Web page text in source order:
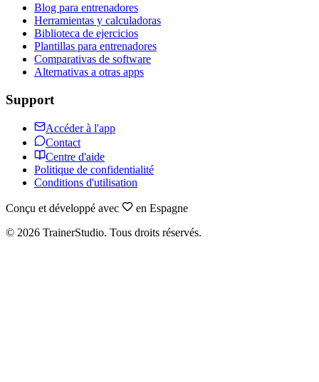
Blog para entrenadores
Herramientas y calculadoras
Biblioteca de ejercicios
Plantillas para entrenadores
Comparativas de software
Alternativas a otras apps
Support
Accéder à l'app
Contact
Centre d'aide
Politique de confidentialité
Conditions d'utilisation
Conçu et développé avec
en Espagne
© 2026 TrainerStudio. Tous droits réservés.